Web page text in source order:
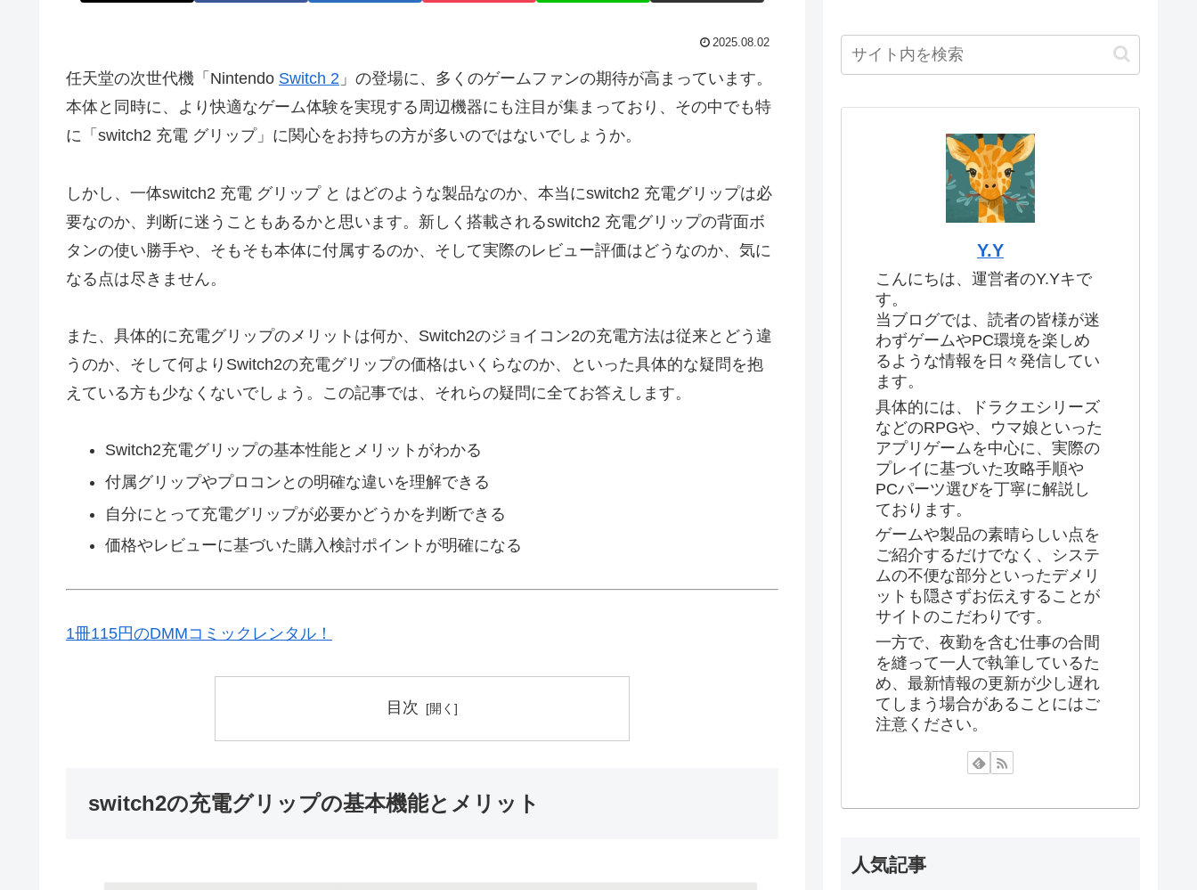
2025.08.02
任天堂の次世代機「Nintendo Switch 2 」の登場に、多くのゲームファンの期待が高まっています。
本体と同時に、より快適なゲーム体験を実現する周辺機器にも注目が集まっており、その中でも特
に「switch2 充電 グリップ」に関心をお持ちの方が多いのではないでしょうか。
しかし、一体switch2 充電 グリップ と はどのような製品なのか、本当にswitch2 充電グリップは必
要なのか、判断に迷うこともあるかと思います。新しく搭載されるswitch2 充電グリップの背面ボ
タンの使い勝手や、そもそも本体に付属するのか、そして実際のレビュー評価はどうなのか、気に
なる点は尽きません。
また、具体的に充電グリップのメリットは何か、Switch2のジョイコン2の充電方法は従来とどう違
うのか、そして何よりSwitch2の充電グリップの価格はいくらなのか、といった具体的な疑問を抱
えている方も少なくないでしょう。この記事では、それらの疑問に全てお答えします。
Switch2充電グリップの基本性能とメリットがわかる
付属グリップやプロコンとの明確な違いを理解できる
自分にとって充電グリップが必要かどうかを判断できる
価格やレビューに基づいた購入検討ポイントが明確になる
1冊115円のDMMコミックレンタル！
目次
switch2の充電グリップの基本機能とメリット
Y.Y
こんにちは、運営者のY.Yキで
す。
当ブログでは、読者の皆様が迷
わずゲームやPC環境を楽しめ
るような情報を日々発信してい
ます。
具体的には、ドラクエシリーズ
などのRPGや、ウマ娘といった
アプリゲームを中心に、実際の
プレイに基づいた攻略手順や
PCパーツ選びを丁寧に解説し
ております。
ゲームや製品の素晴らしい点を
ご紹介するだけでなく、システ
ムの不便な部分といったデメリ
ットも隠さずお伝えすることが
サイトのこだわりです。
一方で、夜勤を含む仕事の合間
を縫って一人で執筆しているた
め、最新情報の更新が少し遅れ
てしまう場合があることにはご
注意ください。
人気記事